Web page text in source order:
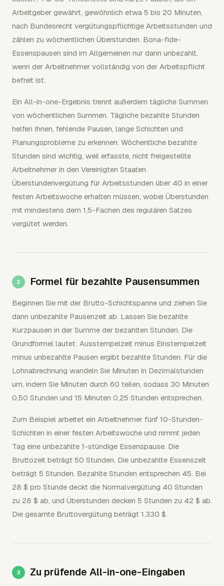
Arbeitgeber gewährt, gewöhnlich etwa 5 bis 20 Minuten,
nach Bundesrecht vergütungspflichtige Arbeitsstunden und
zählen zu wöchentlichen Überstunden. Bona-fide-
Essenspausen sind im Allgemeinen nur dann unbezahlt,
wenn der Arbeitnehmer vollständig von der Arbeitspflicht
befreit ist.
Ein All-in-one-Ergebnis trennt außerdem tägliche Summen
von wöchentlichen Summen. Tägliche bezahlte Stunden
helfen Ihnen, fehlende Pausen, lange Schichten und
Planungsprobleme zu erkennen. Wöchentliche bezahlte
Stunden sind wichtig, weil erfasste, nicht freigestellte
Arbeitnehmer in den Vereinigten Staaten
Überstundenvergütung für Arbeitsstunden über 40 in einer
festen Arbeitswoche erhalten müssen, wobei Überstunden
mit mindestens dem 1,5-Fachen des regulären Satzes
vergütet werden.
Formel für bezahlte Pausensummen
Beginnen Sie mit der Brutto-Schichtspanne und ziehen Sie
dann unbezahlte Pausenzeit ab. Lassen Sie bezahlte
Kurzpausen in der Summe der bezahlten Stunden. Die
Grundformel lautet: Ausstempelzeit minus Einstempelzeit
minus unbezahlte Pausen ergibt bezahlte Stunden. Für die
Lohnabrechnung wandeln Sie Minuten in Dezimalstunden
um, indem Sie Minuten durch 60 teilen, sodass 30 Minuten
0,50 Stunden und 15 Minuten 0,25 Stunden entsprechen.
Zum Beispiel arbeitet ein Arbeitnehmer fünf 10-Stunden-
Schichten in einer festen Arbeitswoche und nimmt jeden
Tag eine unbezahlte 1-stündige Essenspause. Die
Bruttozeit beträgt 50 Stunden. Die unbezahlte Essenszeit
beträgt 5 Stunden. Bezahlte Stunden entsprechen 45. Bei
28 $ pro Stunde deckt die Normalvergütung 40 Stunden
zu 28 $ ab, und Überstunden decken 5 Stunden zu 42 $ ab.
Die gesamte Bruttovergütung beträgt 1.330 $.
Zu prüfende All-in-one-Eingaben